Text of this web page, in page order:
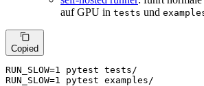
auf GPU in tests und
Copied
RUN_SLOW=1 pytest tests/
RUN_SLOW=1 pytest examples/